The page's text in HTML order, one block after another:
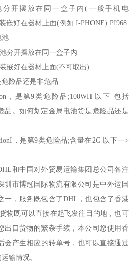
分开摆放在同一盒子内(一般手机电
嵌好在器材上面(例如:I-PHONE) PI968:
池
分开摆放在同一盒子内
嵌好在器材上面(不可取出)
险品还是非危品
，是第9类危险品;100WH 以下 包括
品。如何划定金属电池货是危险品还是
，是第9类危险品;含量在2G 以下一>
和中国对外贸易运输集团总公司各注
圳市博冠国际物流有限公司是中外运国
一，服务既包含了DHL，也包含了香港
物既可以直接在起飞发往目的地，也可
出口货物的繁杂手续，本公司您使用香
会产生相应的转单号，也可以直接通过
输情况。